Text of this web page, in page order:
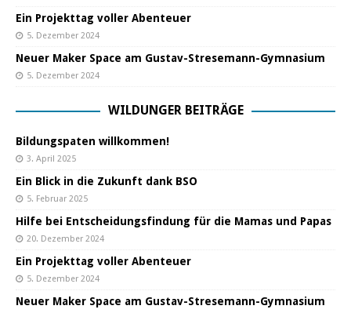
Ein Projekttag voller Abenteuer
5. Dezember 2024
Neuer Maker Space am Gustav-Stresemann-Gymnasium
5. Dezember 2024
WILDUNGER BEITRÄGE
Bildungspaten willkommen!
3. April 2025
Ein Blick in die Zukunft dank BSO
5. Februar 2025
Hilfe bei Entscheidungsfindung für die Mamas und Papas
20. Dezember 2024
Ein Projekttag voller Abenteuer
5. Dezember 2024
Neuer Maker Space am Gustav-Stresemann-Gymnasium